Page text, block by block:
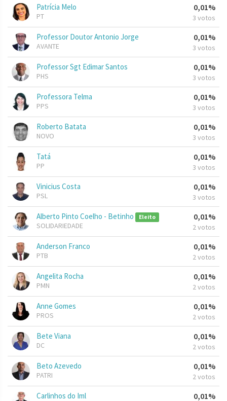
Patrícia Melo
PT
0,01%
3 votos
Professor Doutor Antonio Jorge
AVANTE
0,01%
3 votos
Professor Sgt Edimar Santos
PHS
0,01%
3 votos
Professora Telma
PPS
0,01%
3 votos
Roberto Batata
NOVO
0,01%
3 votos
Tatá
PP
0,01%
3 votos
Vinicius Costa
PSL
0,01%
3 votos
Alberto Pinto Coelho - Betinho Eleito
SOLIDARIEDADE
0,01%
2 votos
Anderson Franco
PTB
0,01%
2 votos
Angelita Rocha
PMN
0,01%
2 votos
Anne Gomes
PROS
0,01%
2 votos
Bete Viana
DC
0,01%
2 votos
Beto Azevedo
PATRI
0,01%
2 votos
Carlinhos do Iml 0,01%